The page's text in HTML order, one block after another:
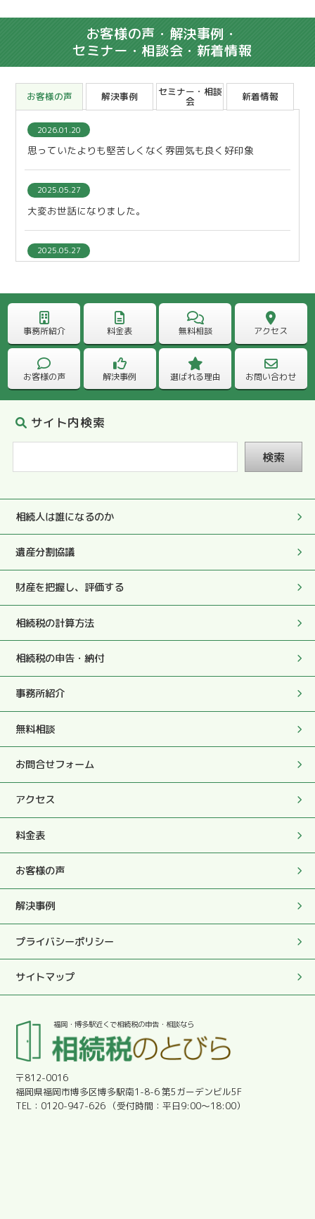
お客様の声・解決事例・
セミナー・相談会・新着情報
お客様の声 解決事例 セミナー・相談
会 新着情報
2026.01.20
思っていたよりも堅苦しくなく雰囲気も良く好印象
2025.05.27
大変お世話になりました。
2025.05.27
2025.05.27
処理や対応もとても早く、相続を終えることができ大変感
謝しています。
2025.05.27
完璧な書類を拝見して、やはり、先生にお願いしてよかっ
たと心から感謝しております。
2025.05.27
初っ端と最後にも税務署への対応もして頂き大変助かりま
2025.05.27
実際のお手続きやこちらの質問や要望にも迅速にていねい
にご対応頂き、本当に心から感謝しております。
2025.05.27
私の突然の訪問時もこころよく対応いただき感謝しており
ます。
今後ともよろしくお願い致します。
柔和な人柄、顧客の身に立った助言、適時適切指示を頂
2025.05.27
この度は大変お世話になりました。
2025.05.27
とても優しく丁寧に対応していただきとても助かりまし
た。感謝です。
2025.05.27
明朗会計であった。
事務所紹介 料金表 無料相談 アクセス
お客様の声 解決事例 選ばれる理由 お問い合わせ
福岡・博多駅近くで相続税の申告・相談なら
〒812-0016
福岡県福岡市博多区博多駅南1-8-6 第5ガーデンビル5F
0120-947-626
平日9:00～18:00
相続人は誰になるのか
遺産分割協議
財産を把握し、評価する
相続税の計算方法
相続税の申告・納付
事務所紹介
無料相談
お問合せフォーム
アクセス
料金表
お客様の声
解決事例
プライバシーポリシー
サイトマップ
サイト内検索
検索